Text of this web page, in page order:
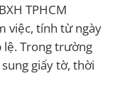
TPHCM
việc, tính từ ngày
lệ. Trong trường
giấy tờ, thời